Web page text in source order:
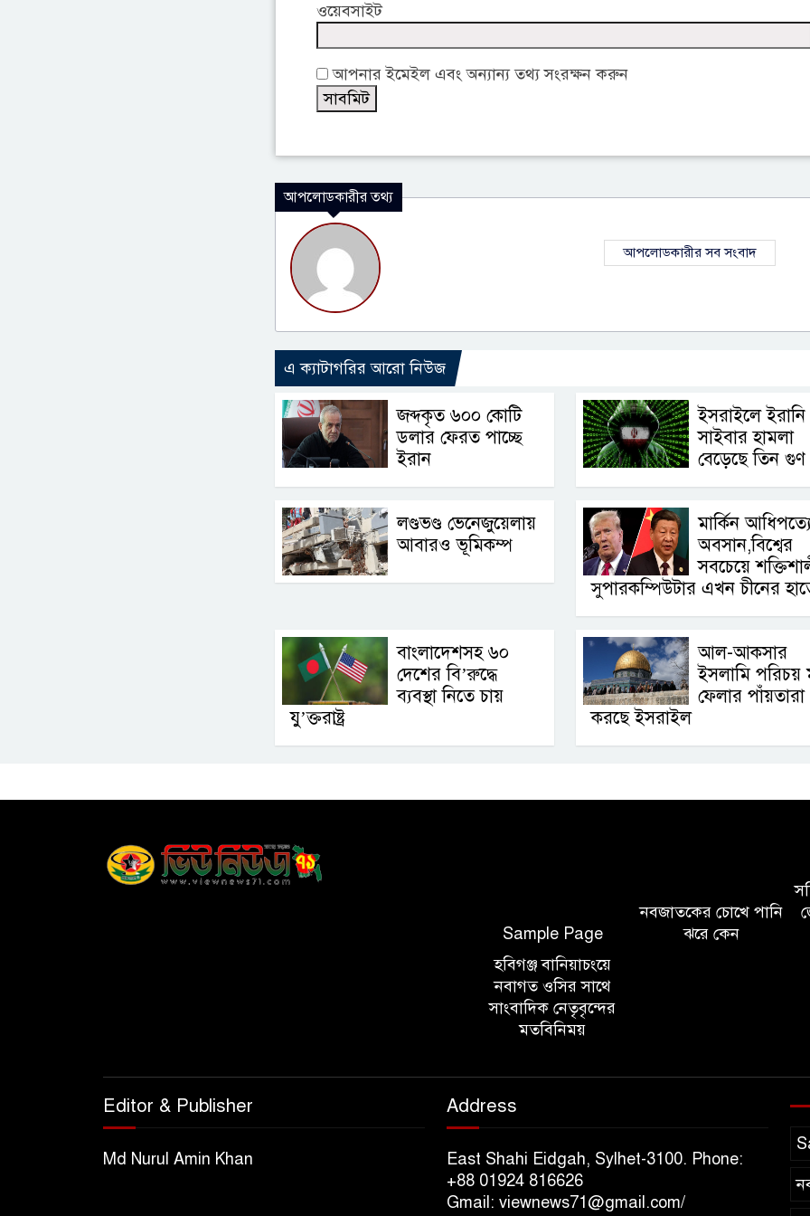
ওয়েবসাইট
আপনার ইমেইল এবং অন্যান্য তথ্য সংরক্ষন করুন
আপলোডকারীর তথ্য
আপলোডকারীর সব সংবাদ
এ ক্যাটাগরির আরো নিউজ
জব্দকৃত ৬০০ কোটি
ডলার ফেরত পাচ্ছে
ইরান
ইসরাইলে ইরানি
সাইবার হামলা
বেড়েছে তিন গুণ
লণ্ডভণ্ড ভেনেজুয়েলায়
আবারও ভূমিকম্প
মার্কিন
অবসান,বিশ্বের
সবচেয়ে
সুপারকম্পিউটার এখন চীনের
বাংলাদেশসহ ৬০
দেশের বি’রুদ্ধে
ব্যবস্থা নিতে চায়
যু’ক্তরাষ্ট্র
আল-আকসার
ইসলামি পরিচয়
ফেলার পাঁয়তারা
করছে ইসরাইল
Sample Page
নবজাতকের চোখে পানি
ঝরে কেন
হবিগঞ্জ বানিয়াচংয়ে
নবাগত ওসির সাথে
সাংবাদিক নেতৃবৃন্দের
মতবিনিময়
Editor & Publisher
Md Nurul Amin Khan
Address
East Shahi Eidgah, Sylhet-3100. Phone:
+88 01924 816626
Gmail: viewnews71@gmail.com/